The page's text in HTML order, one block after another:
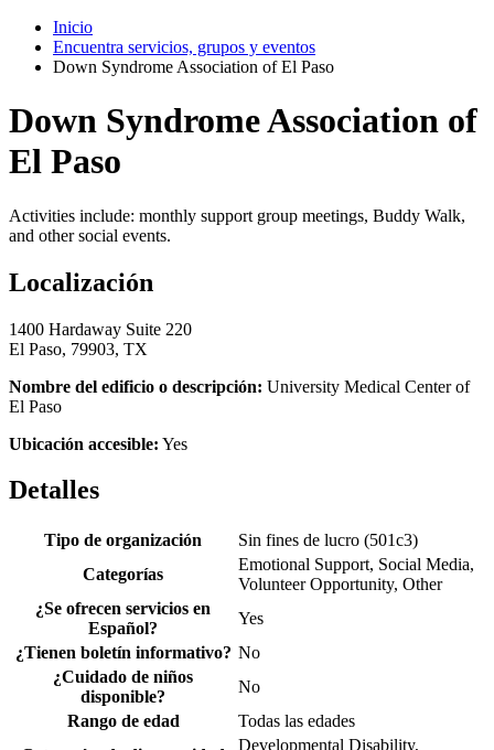
Inicio
Encuentra servicios, grupos y eventos
Down Syndrome Association of El Paso
Down Syndrome Association of
El Paso
Activities include: monthly support group meetings, Buddy Walk,
and other social events.
Localización
1400 Hardaway Suite 220
El Paso, 79903, TX
Nombre del edificio o descripción: University Medical Center of
El Paso
Ubicación accesible: Yes
Detalles
Tipo de organización
Sin fines de lucro (501c3)
Categorías
Emotional Support, Social Media,
Volunteer Opportunity, Other
¿Se ofrecen servicios en
Español?
Yes
¿Tienen boletín informativo? No
¿Cuidado de niños
disponible?
No
Rango de edad
Todas las edades
Developmental Disability,